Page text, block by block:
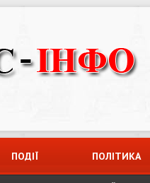
ПОДІЇ ПОЛІТИКА